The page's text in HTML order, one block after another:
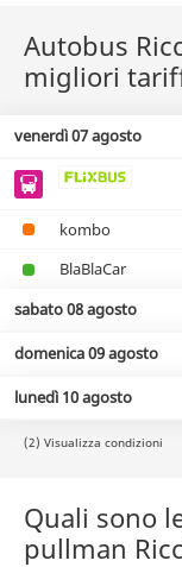
Autobus
migliori
venerdì 07 agosto
kombo
BlaBlaCar
sabato 08 agosto
domenica 09 agosto
lunedì 10 agosto
(2) Visualizza condizioni
Quali sono
pullman